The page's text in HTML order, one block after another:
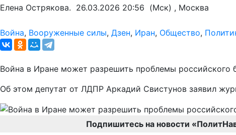
Елена Острякова. 26.03.2026 20:56 (Мск) , Москва
Война, Вооруженные силы, Дзен, Иран, Общество,
Война в Иране может разрешить проблемы российского
Об этом депутат от ЛДПР Аркадий Свистунов заявил
Подпишитесь на новости